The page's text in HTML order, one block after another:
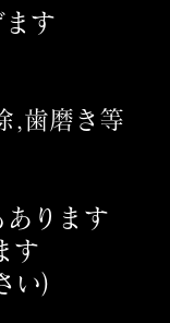
す
,歯磨き等
あります
す
い)